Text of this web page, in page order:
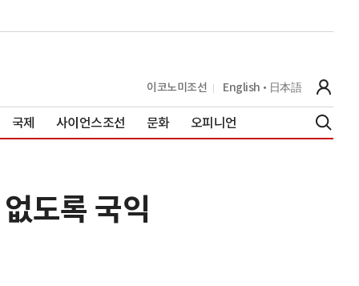
이코노미조선 English 日本語
국제 사이언스조선 문화 오피니언
도록 국익